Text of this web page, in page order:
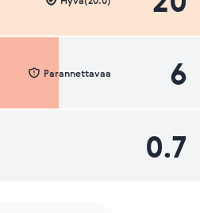
6
Parannettavaa
0.7